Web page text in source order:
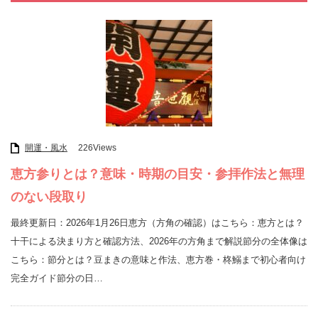
開運・風水 226Views
恵方参りとは？意味・時期の目安・参拝作法と無理
のない段取り
最終更新日：2026年1月26日恵方（方角の確認）はこちら：恵方とは？
十干による決まり方と確認方法、2026年の方角まで解説節分の全体像は
こちら：節分とは？豆まきの意味と作法、恵方巻・柊鰯まで初心者向け
完全ガイド節分の日…